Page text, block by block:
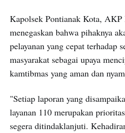
Kapolsek Pontianak Kota,
menegaskan bahwa pihaknya
pelayanan yang cepat terhadap
masyarakat sebagai upaya
kamtibmas yang aman dan
"Setiap laporan yang
layanan 110 merupakan
segera ditindaklanjuti.